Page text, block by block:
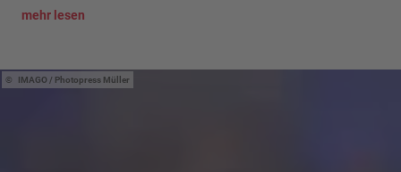
mehr lesen
IMAGO / Photopress Müller